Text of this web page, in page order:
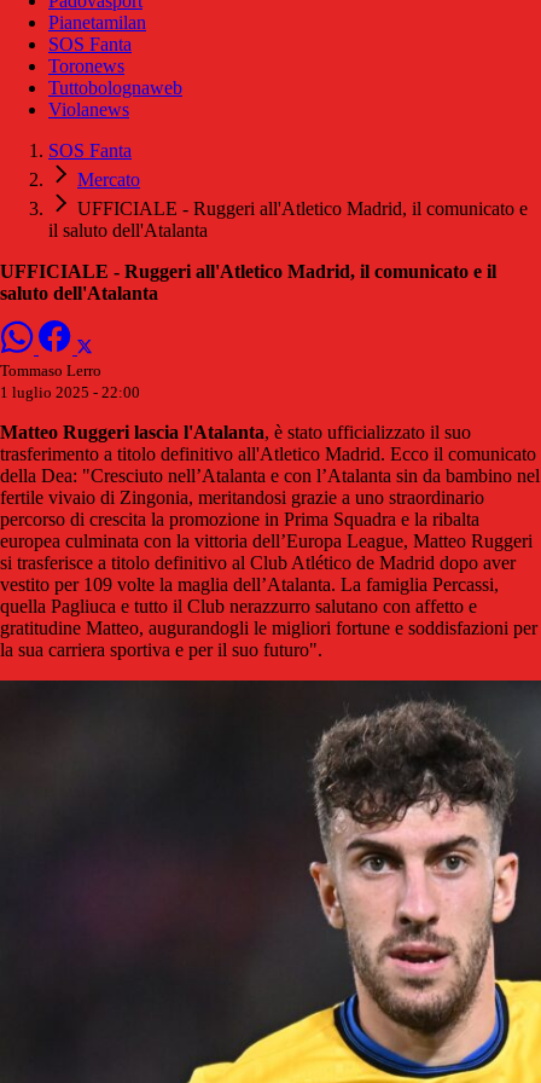
Pianetamilan
SOS Fanta
Toronews
Tuttobolognaweb
Violanews
SOS Fanta
Mercato
UFFICIALE - Ruggeri all'Atletico Madrid, il comunicato e
il saluto dell'Atalanta
UFFICIALE - Ruggeri all'Atletico Madrid, il comunicato e il
saluto dell'Atalanta
Tommaso Lerro
1 luglio 2025 - 22:00
Matteo Ruggeri lascia l'Atalanta, è stato ufficializzato il suo
trasferimento a titolo definitivo all'Atletico Madrid. Ecco il comunicato
della Dea: "Cresciuto nell’Atalanta e con l’Atalanta sin da bambino nel
fertile vivaio di Zingonia, meritandosi grazie a uno straordinario
percorso di crescita la promozione in Prima Squadra e la ribalta
europea culminata con la vittoria dell’Europa League, Matteo Ruggeri
si trasferisce a titolo definitivo al Club Atlético de Madrid dopo aver
vestito per 109 volte la maglia dell’Atalanta. La famiglia Percassi,
quella Pagliuca e tutto il Club nerazzurro salutano con affetto e
gratitudine Matteo, augurandogli le migliori fortune e soddisfazioni per
la sua carriera sportiva e per il suo futuro".